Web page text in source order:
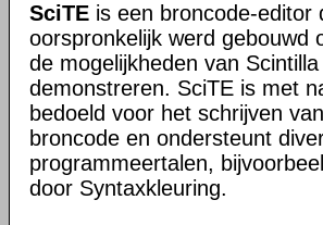
SciTE is een broncode-editor
oorspronkelijk werd gebouwd
de mogelijkheden van
demonstreren. SciTE is met
bedoeld voor het schrijven van
broncode en ondersteunt
programmeertalen,
door Syntaxkleuring.